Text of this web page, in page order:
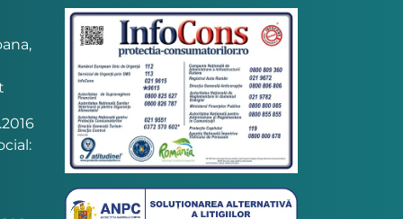
lucru !). Pe masura ce voi mai
participa la aceste evenimente,
poate voi mai veni cu un review
destinat ideii principale a
agentiei.